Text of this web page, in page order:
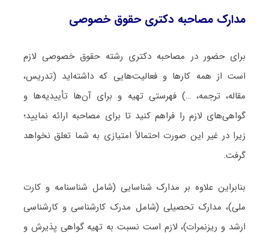
مدارک مصاحبه دکتری حقوق خصوصی
برای حضور در مصاحبه دکتری رشته حقوق خصوصی لازم
است از همه کارها و فعالیت‌هایی که داشته‌اید (تدریس،
مقاله، ترجمه، …) فهرستی تهیه و برای آن‌ها تأییدیه‌ها و
گواهی‌های لازم را فراهم کنید تا برای مصاحبه ارائه نمایید؛
زیرا در غیر این صورت احتمالاً امتیازی به شما تعلق نخواهد
گرفت.
بنابراین علاوه بر مدارک شناسایی (شامل شناسنامه و کارت
ملی)، مدارک تحصیلی (شامل مدرک کارشناسی و کارشناسی
ارشد و ریزنمرات)، لازم است نسبت به تهیه گواهی پذیرش و